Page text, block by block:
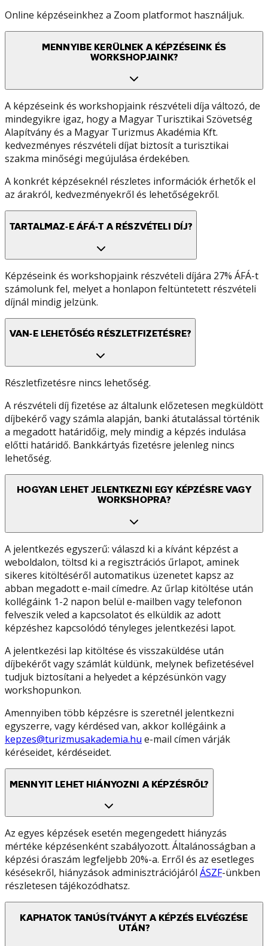
Online képzéseinkhez a Zoom platformot használjuk.
MENNYIBE KERÜLNEK A KÉPZÉSEINK ÉS
WORKSHOPJAINK?
A képzéseink és workshopjaink részvételi díja változó, de
mindegyikre igaz, hogy a Magyar Turisztikai Szövetség
Alapítvány és a Magyar Turizmus Akadémia Kft.
kedvezményes részvételi díjat biztosít a turisztikai
szakma minőségi megújulása érdekében.
A konkrét képzéseknél részletes információk érhetők el
az árakról, kedvezményekről és lehetőségekről.
TARTALMAZ-E ÁFÁ-T A RÉSZVÉTELI DÍJ?
Képzéseink és workshopjaink részvételi díjára 27% ÁFÁ-t
számolunk fel, melyet a honlapon feltüntetett részvételi
díjnál mindig jelzünk.
VAN-E LEHETŐSÉG RÉSZLETFIZETÉSRE?
Részletfizetésre nincs lehetőség.
A részvételi díj fizetése az általunk előzetesen megküldött
díjbekérő vagy számla alapján, banki átutalással történik
a megadott határidőig, mely mindig a képzés indulása
előtti határidő. Bankkártyás fizetésre jelenleg nincs
lehetőség.
HOGYAN LEHET JELENTKEZNI EGY KÉPZÉSRE VAGY
WORKSHOPRA?
A jelentkezés egyszerű: válaszd ki a kívánt képzést a
weboldalon, töltsd ki a regisztrációs űrlapot, aminek
sikeres kitöltéséről automatikus üzenetet kapsz az
abban megadott e-mail címedre. Az űrlap kitöltése után
kollégáink 1-2 napon belül e-mailben vagy telefonon
felveszik veled a kapcsolatot és elküldik az adott
képzéshez kapcsolódó tényleges jelentkezési lapot.
A jelentkezési lap kitöltése és visszaküldése után
díjbekérőt vagy számlát küldünk, melynek befizetésével
tudjuk biztosítani a helyedet a képzésünkön vagy
workshopunkon.
Amennyiben több képzésre is szeretnél jelentkezni
egyszerre, vagy kérdésed van, akkor kollégáink a
kepzes@turizmusakademia.hu e-mail címen várják
kéréseidet, kérdéseidet.
MENNYIT LEHET HIÁNYOZNI A KÉPZÉSRŐL?
Az egyes képzések esetén megengedett hiányzás
mértéke képzésenként szabályozott. Általánosságban a
képzési óraszám legfeljebb 20%-a. Erről és az esetleges
késésekről, hiányzások adminisztrációjáról ÁSZF-ünkben
részletesen tájékozódhatsz.
KAPHATOK TANÚSÍTVÁNYT A KÉPZÉS ELVÉGZÉSE
UTÁN?